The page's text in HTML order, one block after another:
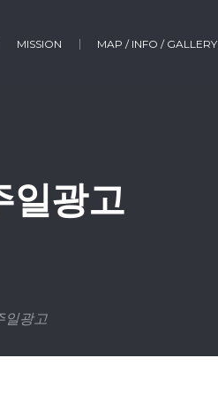
MISSION MAP / INFO / GALLERY
일광고
일광고